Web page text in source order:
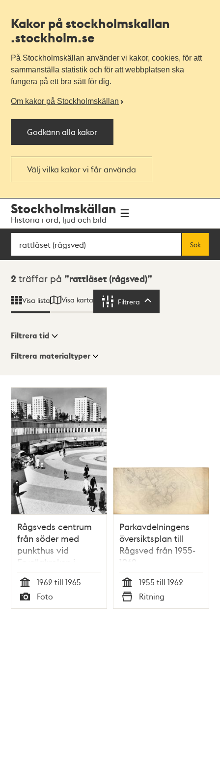
Kakor på stockholmskallan
.stockholm.se
På Stockholmskällan använder vi kakor, cookies, för att
sammanställa statistik och för att webbplatsen ska
fungera på ett bra sätt för dig.
Om kakor på Stockholmskällan
Godkänn alla kakor
Välj vilka kakor vi får använda
navigationen
huvudinnehållet
Stockholmskällan
Historia i ord, ljud och bild
Sök
Sök
Sökresultat
2 träffar på rattlåset (rågsved)
Visa lista Visa karta Filtrera
Visningsläge
ListaKarta
Filtrera tid
Filtrera materialtyper
Rågsveds centrum
från söder med
punkthus vid
Ervallakroken i
bakgrunden.
Tid
1962 till 1965
Typ
Foto
Parkavdelningens
översiktsplan till
Rågsved från 1955-
1962
Tid
1955 till 1962
Typ
Ritning